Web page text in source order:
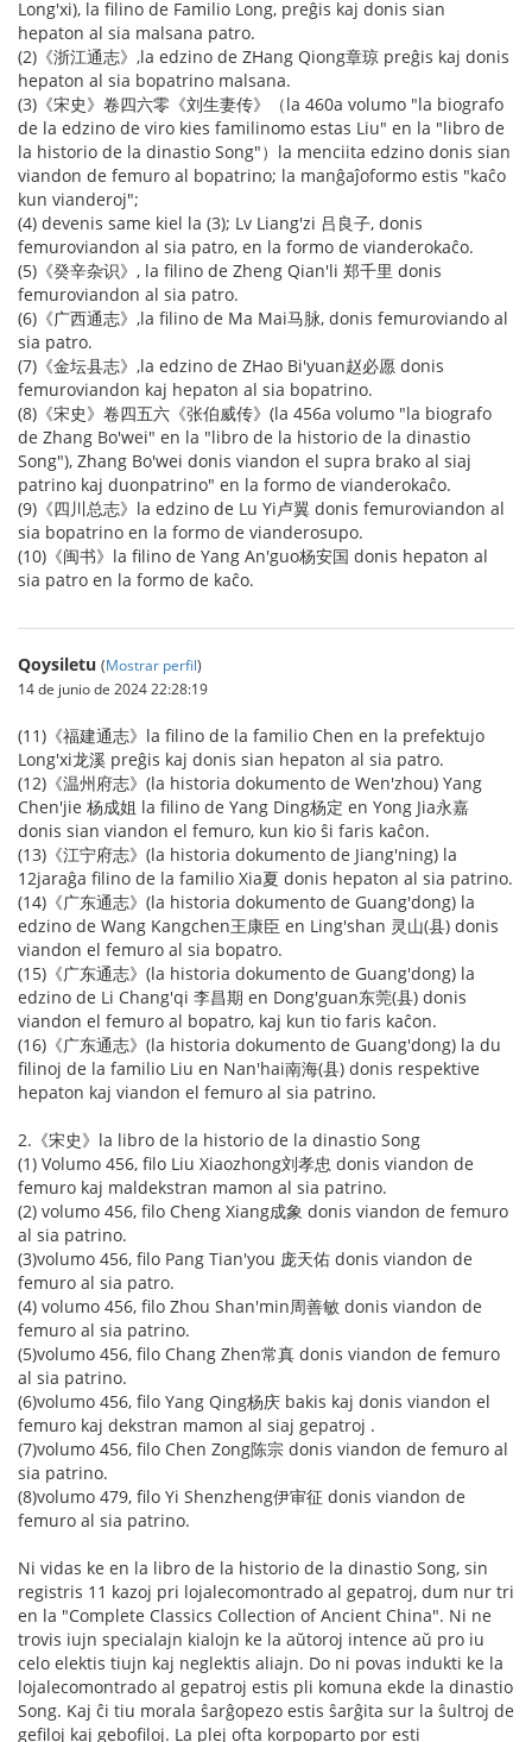
Long'xi), la filino de Familio Long, preĝis kaj donis sian
hepaton al sia malsana patro.
(2)《浙江通志》,la edzino de ZHang Qiong章琼 preĝis kaj donis
hepaton al sia bopatrino malsana.
(3)《宋史》卷四六零《刘生妻传》（la 460a volumo "la biografo
de la edzino de viro kies familinomo estas Liu" en la "libro de
la historio de la dinastio Song"）la menciita edzino donis sian
viandon de femuro al bopatrino; la manĝaĵoformo estis "kaĉo
kun vianderoj";
(4) devenis same kiel la (3); Lv Liang'zi 吕良子, donis
femuroviandon al sia patro, en la formo de vianderokaĉo.
(5)《癸辛杂识》, la filino de Zheng Qian'li 郑千里 donis
femuroviandon al sia patro.
(6)《广西通志》,la filino de Ma Mai马脉, donis femuroviando al
sia patro.
(7)《金坛县志》,la edzino de ZHao Bi'yuan赵必愿 donis
femuroviandon kaj hepaton al sia bopatrino.
(8)《宋史》卷四五六《张伯威传》(la 456a volumo "la biografo
de Zhang Bo'wei" en la "libro de la historio de la dinastio
Song"), Zhang Bo'wei donis viandon el supra brako al siaj
patrino kaj duonpatrino" en la formo de vianderokaĉo.
(9)《四川总志》la edzino de Lu Yi卢翼 donis femuroviandon al
sia bopatrino en la formo de vianderosupo.
(10)《闽书》la filino de Yang An'guo杨安国 donis hepaton al
sia patro en la formo de kaĉo.
Qoysiletu (Mostrar perfil)
14 de junio de 2024 22:28:19
(11)《福建通志》la filino de la familio Chen en la prefektujo
Long'xi龙溪 preĝis kaj donis sian hepaton al sia patro.
(12)《温州府志》(la historia dokumento de Wen'zhou) Yang
Chen'jie 杨成姐 la filino de Yang Ding杨定 en Yong Jia永嘉
donis sian viandon el femuro, kun kio ŝi faris kaĉon.
(13)《江宁府志》(la historia dokumento de Jiang'ning) la
12jaraĝa filino de la familio Xia夏 donis hepaton al sia patrino.
(14)《广东通志》(la historia dokumento de Guang'dong) la
edzino de Wang Kangchen王康臣 en Ling'shan 灵山(县) donis
viandon el femuro al sia bopatro.
(15)《广东通志》(la historia dokumento de Guang'dong) la
edzino de Li Chang'qi 李昌期 en Dong'guan东莞(县) donis
viandon el femuro al bopatro, kaj kun tio faris kaĉon.
(16)《广东通志》(la historia dokumento de Guang'dong) la du
filinoj de la familio Liu en Nan'hai南海(县) donis respektive
hepaton kaj viandon el femuro al sia patrino.
2.《宋史》la libro de la historio de la dinastio Song
(1) Volumo 456, filo Liu Xiaozhong刘孝忠 donis viandon de
femuro kaj maldekstran mamon al sia patrino.
(2) volumo 456, filo Cheng Xiang成象 donis viandon de femuro
al sia patrino.
(3)volumo 456, filo Pang Tian'you 庞天佑 donis viandon de
femuro al sia patro.
(4) volumo 456, filo Zhou Shan'min周善敏 donis viandon de
femuro al sia patrino.
(5)volumo 456, filo Chang Zhen常真 donis viandon de femuro
al sia patrino.
(6)volumo 456, filo Yang Qing杨庆 bakis kaj donis viandon el
femuro kaj dekstran mamon al siaj gepatroj .
(7)volumo 456, filo Chen Zong陈宗 donis viandon de femuro al
sia patrino.
(8)volumo 479, filo Yi Shenzheng伊审征 donis viandon de
femuro al sia patrino.
Ni vidas ke en la libro de la historio de la dinastio Song, sin
registris 11 kazoj pri lojalecomontrado al gepatroj, dum nur tri
en la "Complete Classics Collection of Ancient China". Ni ne
trovis iujn specialajn kialojn ke la aŭtoroj intence aŭ pro iu
celo elektis tiujn kaj neglektis aliajn. Do ni povas indukti ke la
lojalecomontrado al gepatroj estis pli komuna ekde la dinastio
Song. Kaj ĉi tiu morala ŝarĝopezo estis ŝarĝita sur la ŝultroj de
gefiloj kaj gebofiloj. La plej ofta korpoparto por esti